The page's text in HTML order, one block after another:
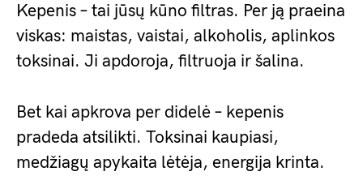
Kepenis – tai jūsų kūno filtras. Per ją praeina
viskas: maistas, vaistai, alkoholis, aplinkos
toksinai. Ji apdoroja, filtruoja ir šalina.
Bet kai apkrova per didelė – kepenis
pradeda atsilikti. Toksinai kaupiasi,
medžiagų apykaita lėtėja, energija krinta.